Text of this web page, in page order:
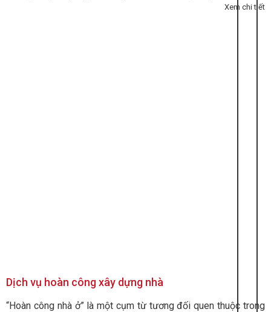
Xem chi tiết
Dịch vụ hoàn công xây dựng nhà
“Hoàn công nhà ở” là một cụm từ tương đối quen thuộc trong